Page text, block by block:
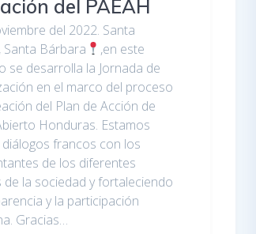
del PAEAH
del 2022. Santa
Santa Bárbara
,en este
se desarrolla la Jornada de
en el marco del proceso
del Plan de Acción de
Honduras. Estamos
francos con los
de los diferentes
de la sociedad y fortaleciendo
y la participación
Gracias…